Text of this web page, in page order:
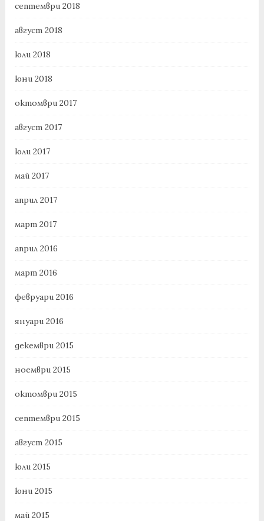
септември 2018
август 2018
юли 2018
юни 2018
октомври 2017
август 2017
юли 2017
май 2017
април 2017
март 2017
април 2016
март 2016
февруари 2016
януари 2016
декември 2015
ноември 2015
октомври 2015
септември 2015
август 2015
юли 2015
юни 2015
май 2015